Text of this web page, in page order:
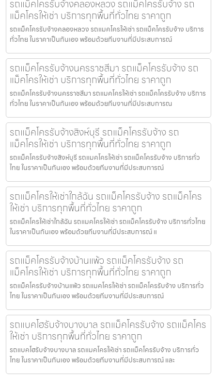
รถแม็คโครรับจ้างคลองหลวง รถแม็คโครรับจ้าง รถ
แม็คโครให้เช่า บริการทุกพื้นที่ทั่วไทย ราคาถูก
รถแม็คโครรับจ้างคลองหลวง รถแมคโครให้เช่า รถแม็คโครรับจ้าง บริการ
ทั่วไทย ในราคาเป็นกันเอง พร้อมด้วยทีมงานที่มีประสบการณ์
รถแม็คโครรับจ้างนครราชสีมา รถแม็คโครรับจ้าง รถ
แม็คโครให้เช่า บริการทุกพื้นที่ทั่วไทย ราคาถูก
รถแม็คโครรับจ้างนครราชสีมา รถแมคโครให้เช่า รถแม็คโครรับจ้าง บริการ
ทั่วไทย ในราคาเป็นกันเอง พร้อมด้วยทีมงานที่มีประสบการณ
รถแม็คโครรับจ้างสิงห์บุรี รถแม็คโครรับจ้าง รถ
แม็คโครให้เช่า บริการทุกพื้นที่ทั่วไทย ราคาถูก
รถแม็คโครรับจ้างสิงห์บุรี รถแมคโครให้เช่า รถแม็คโครรับจ้าง บริการทั่ว
ไทย ในราคาเป็นกันเอง พร้อมด้วยทีมงานที่มีประสบการณ์
รถแม็คโครให้เช่าใกล้ฉัน รถแม็คโครรับจ้าง รถแม็คโคร
ให้เช่า บริการทุกพื้นที่ทั่วไทย ราคาถูก
รถแม็คโครให้เช่าใกล้ฉัน รถแมคโครให้เช่า รถแม็คโครรับจ้าง บริการทั่วไทย
ในราคาเป็นกันเอง พร้อมด้วยทีมงานที่มีประสบการณ์ แ
รถแม็คโครรับจ้างบ้านแพ้ว รถแม็คโครรับจ้าง รถ
แม็คโครให้เช่า บริการทุกพื้นที่ทั่วไทย ราคาถูก
รถแม็คโครรับจ้างบ้านแพ้ว รถแมคโครให้เช่า รถแม็คโครรับจ้าง บริการทั่ว
ไทย ในราคาเป็นกันเอง พร้อมด้วยทีมงานที่มีประสบการณ์
รถแบคโฮรับจ้างบางบาล รถแม็คโครรับจ้าง รถแม็คโคร
ให้เช่า บริการทุกพื้นที่ทั่วไทย ราคาถูก
รถแบคโฮรับจ้างบางบาล รถแมคโครให้เช่า รถแม็คโครรับจ้าง บริการทั่ว
ไทย ในราคาเป็นกันเอง พร้อมด้วยทีมงานที่มีประสบการณ์ และ